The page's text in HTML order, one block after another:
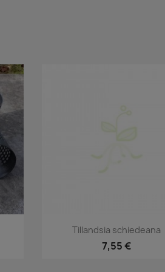
Aperçu rapide
Tillandsia schiedeana
7,55 €